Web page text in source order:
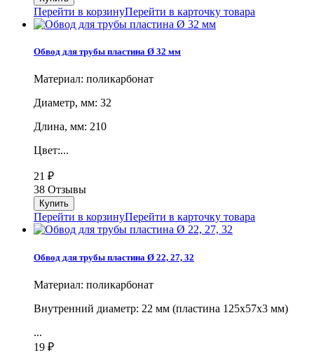
Перейти в корзинуПерейти в карточку товара
Обвод для трубы пластина Ø 32 мм
Материал: поликарбонат
Диаметр, мм: 32
Длина, мм: 210
Цвет:...
21 ₽
38 Отзывы
Перейти в корзинуПерейти в карточку товара
Обвод для трубы пластина Ø 22, 27, 32
Материал: поликарбонат
Внутренний диаметр: 22 мм (пластина 125х57х3 мм)
...
19 ₽